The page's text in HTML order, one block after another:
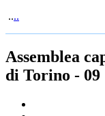
....
Assemblea
di Torino - 09